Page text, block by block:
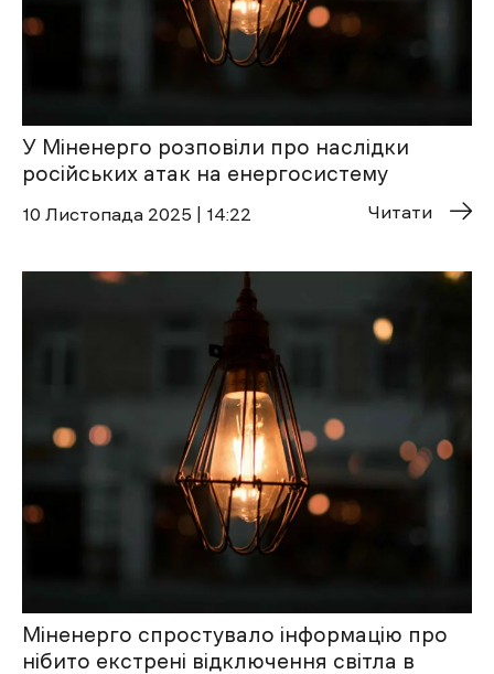
У Міненерго розповіли про наслідки
російських атак на енергосистему
10 Листопада 2025 | 14:22 Читати
Міненерго спростувало інформацію про
нібито екстрені відключення світла в